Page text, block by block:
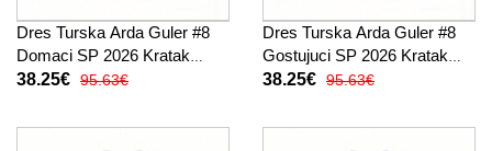
Dres Turska Arda Guler #8
Domaci SP 2026 Kratak
Rukav
38.25€ 95.63€
Dres Turska Arda Guler #8
Gostujuci SP 2026 Kratak
Rukav
38.25€ 95.63€